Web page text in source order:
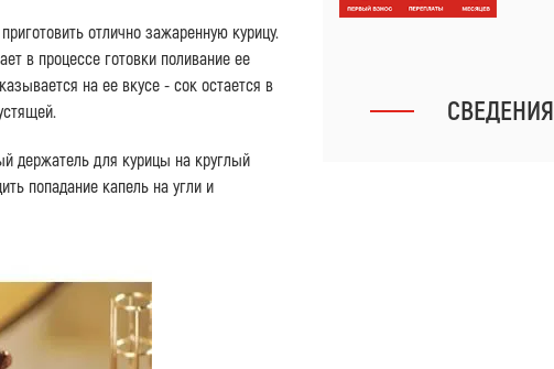
отлично зажаренную курицу.
в процессе готовки поливание ее
на ее вкусе - сок остается в
держатель для курицы на круглый
попадание капель на угли и
СВЕДЕНИЯ